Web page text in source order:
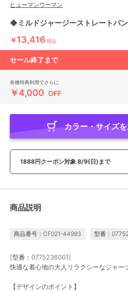
ヒューマンウーマン
◆ミルドジャージーストレートパ
￥13,416 税込
セール終了まで
各種特典利用でさらに
￥4,000 OFF
カラー・サイズ
1888円クーポン対象 8/9(日)まで
商品説明
商品番号：CF021-44993 型番：
[型番：0775236001]
快適な着心地の大人リラクシーなジャー
【デザインのポイント】